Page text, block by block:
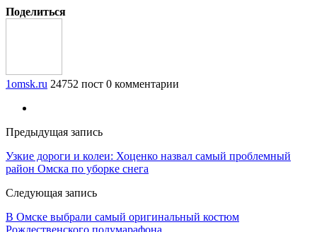
Поделиться
1omsk.ru 24752 пост 0 комментарии
Предыдущая запись
Узкие дороги и колеи: Хоценко назвал самый проблемный
район Омска по уборке снега
Следующая запись
В Омске выбрали самый оригинальный костюм
Рождественского полумарафона